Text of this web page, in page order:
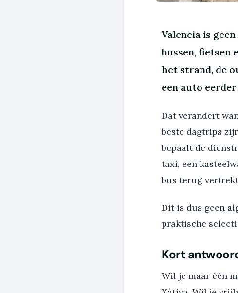
Valencia is
bussen, fietsen
het strand, de
een auto
Dat verandert
beste dagtrips
bepaalt de
taxi, een
bus terug
Dit is dus geen
praktische
Kort
Wil je maar één